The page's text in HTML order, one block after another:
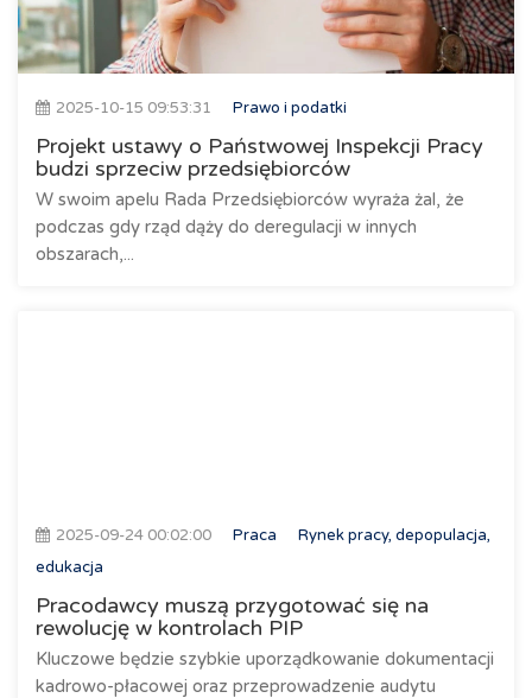
2025-10-15 09:53:31 Prawo i podatki
Projekt ustawy o Państwowej Inspekcji Pracy
budzi sprzeciw przedsiębiorców
W swoim apelu Rada Przedsiębiorców wyraża żal, że
podczas gdy rząd dąży do deregulacji w innych
obszarach,...
2025-09-24 00:02:00 Praca
Rynek pracy, depopulacja,
edukacja
Pracodawcy muszą przygotować się na
rewolucję w kontrolach PIP
Kluczowe będzie szybkie uporządkowanie dokumentacji
kadrowo-płacowej oraz przeprowadzenie audytu